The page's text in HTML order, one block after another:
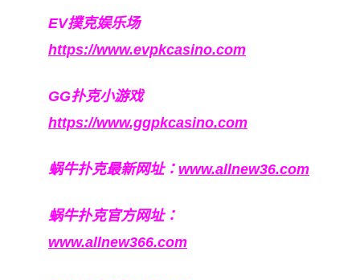
EV撲克娱乐场
https://www.evpkcasino.com
GG扑克小游戏
https://www.ggpkcasino.com
蜗牛扑克最新网址： www.allnew36.com
蜗牛扑克官方网址：
www.allnew366.com